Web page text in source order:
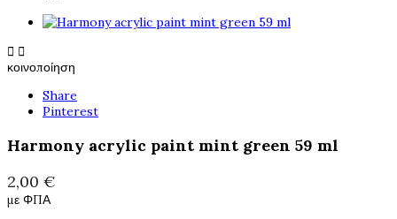
 
κοινοποίηση
Share
Pinterest
Harmony acrylic paint mint green 59 ml
2,00 €
με ΦΠΑ